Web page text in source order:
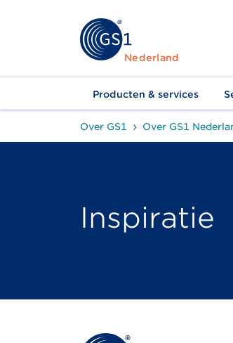
Nederland
Producten & services
Over GS1 Over GS1
Inspiratie